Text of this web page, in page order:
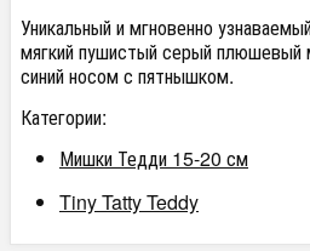
Уникальный и мгновенно
мягкий пушистый серый
синий носом с пятнышком.
Категории:
Мишки Тедди 15-20 см
Tiny Tatty Teddy